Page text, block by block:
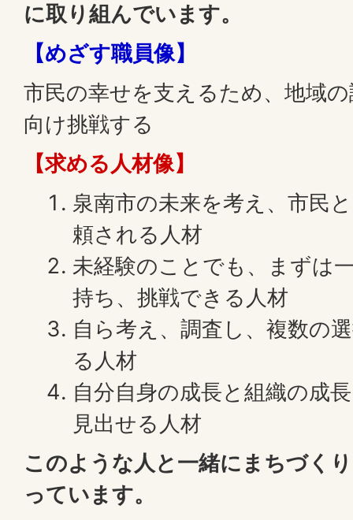
に取り組んでいます。
【めざす職員像】
市民の幸せを支えるため、地域
向け挑戦する
【求める人材像】
泉南市の未来を考え、市民
頼される人材
未経験のことでも、まずは
持ち、挑戦できる人材
自ら考え、調査し、複数の
る人材
自分自身の成長と組織の成
見出せる人材
このような人と一緒にまちづく
っています。